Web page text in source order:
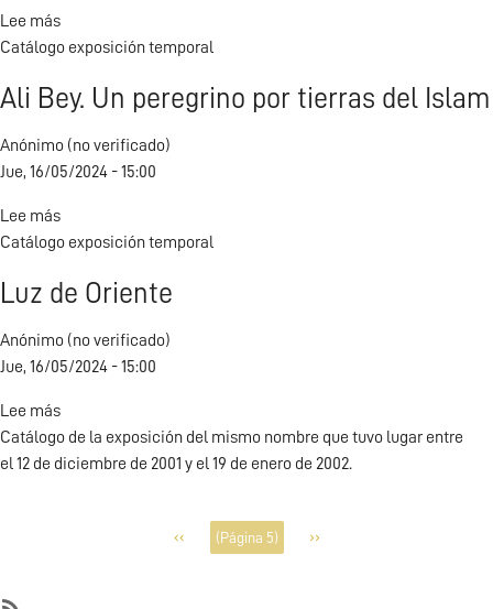
Lee más
El
escolar
través
de
colección
León
Catálogo exposición temporal
Ali Bey. Un peregrino por tierras del Islam
Anónimo (no verificado)
Jue, 16/05/2024 - 15:00
Lee más
Ali
Un
por
tierras
Islam
Catálogo exposición temporal
Luz de Oriente
Anónimo (no verificado)
Jue, 16/05/2024 - 15:00
Lee más
Luz
de
Catálogo de la exposición del mismo nombre que tuvo lugar entre
el 12 de diciembre de 2001 y el 19 de enero de 2002.
Paginación
Página
‹‹ (Página 5)
Siguiente
››